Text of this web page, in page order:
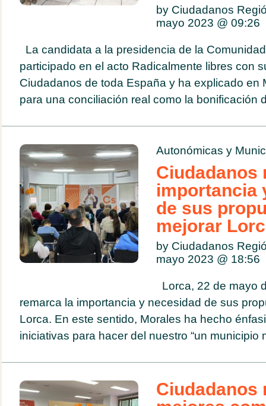
by Ciudadanos
mayo 2023 @ 09:26
La candidata a la presidencia de la
participado en el acto Radicalmente libres con
Ciudadanos de toda España y ha explicado en
para una conciliación real como la bonificación
Autonómicas y
Ciudadanos
importancia
de sus
mejorar
by Ciudadanos
mayo 2023 @ 18:56
Lorca, 22 de mayo
remarca la importancia y necesidad de sus
Lorca. En este sentido, Morales ha hecho
iniciativas para hacer del nuestro “un municipio
Ciudadanos